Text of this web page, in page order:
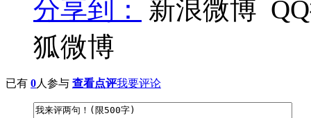
分享到：
新浪微博
狐微博
已有 0人参与 查看点评我要评论